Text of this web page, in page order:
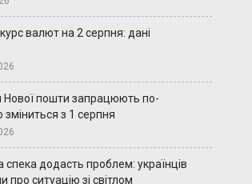
валют на 2 серпня: дані
Нової пошти запрацюють по-
з 1 серпня
додасть проблем: українців
про ситуацію зі світлом